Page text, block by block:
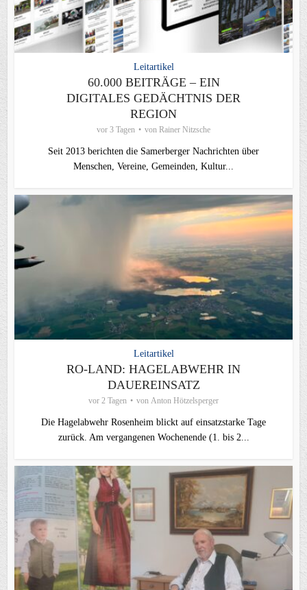
Leitartikel
60.000 BEITRÄGE – EIN
DIGITALES GEDÄCHTNIS DER
REGION
vor 3 Tagen von Rainer Nitzsche
Seit 2013 berichten die Samerberger Nachrichten über
Menschen, Vereine, Gemeinden, Kultur...
Leitartikel
RO-LAND: HAGELABWEHR IN
DAUEREINSATZ
vor 2 Tagen von Anton Hötzelsperger
Die Hagelabwehr Rosenheim blickt auf einsatzstarke Tage
zurück. Am vergangenen Wochenende (1. bis 2...